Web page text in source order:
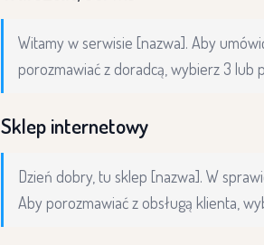
Witamy w serwisie [nazwa]. Aby
porozmawiać z doradcą, wybierz 3 lub
Sklep internetowy
Dzień dobry, tu sklep [nazwa]. W
Aby porozmawiać z obsługą klienta,